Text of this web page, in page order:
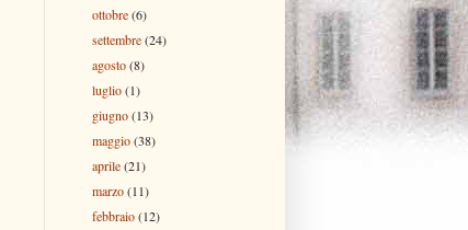
ottobre(6)
settembre(24)
agosto(8)
luglio(1)
giugno(13)
maggio(38)
aprile(21)
marzo(11)
febbraio(12)